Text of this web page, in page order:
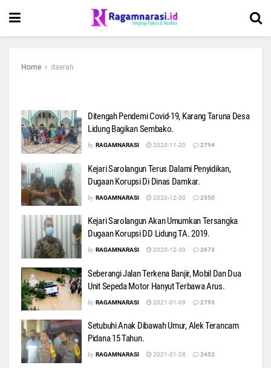
Home daerah
Ditengah Pendemi Covid-19, Karang Taruna Desa
Lidung Bagikan Sembako.
by RAGAMNARASI 2020-11-20 2794
Kejari Sarolangun Terus Dalami Penyidikan,
Dugaan Korupsi Di Dinas Damkar.
by RAGAMNARASI 2020-12-30 2550
Kejari Sarolangun Akan Umumkan Tersangka
Dugaan Korupsi DD Lidung TA. 2019.
by RAGAMNARASI 2020-12-30 2673
Seberangi Jalan Terkena Banjir, Mobil Dan Dua
Unit Sepeda Motor Hanyut Terbawa Arus.
by RAGAMNARASI 2021-01-09 2793
Setubuhi Anak Dibawah Umur, Alek Terancam
Pidana 15 Tahun.
by RAGAMNARASI 2021-01-28 2452